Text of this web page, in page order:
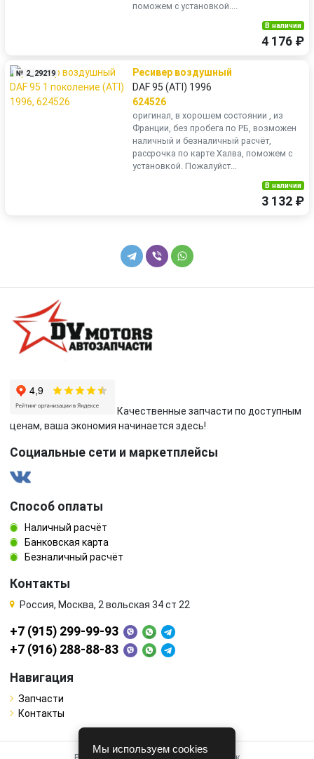
поможем с установкой....
В наличии
4 176 ₽
№ 2_29219
Ресивер воздушный
DAF 95 (ATI) 1996
624526
оригинал, в хорошем состоянии , из
Франции, без пробега по РБ, возможен
наличный и безналичный расчёт,
рассрочка по карте Халва, поможем с
установкой. Пожалуйст...
В наличии
3 132 ₽
Качественные запчасти по доступным
ценам, ваша экономия начинается здесь!
Социальные сети и маркетплейсы
Способ оплаты
Наличный расчёт
Банковская карта
Безналичный расчёт
Контакты
Россия, Москва, 2 вольская 34 ст 22
+7 (915) 299-99-93
+7 (916) 288-88-83
Навигация
Запчасти
Контакты
Мы используем cookies